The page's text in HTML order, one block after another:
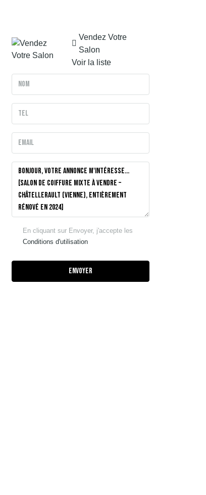
Vendez Votre
Salon
Voir la liste
En cliquant sur Envoyer, j'accepte les
Conditions d'utilisation
Envoyer